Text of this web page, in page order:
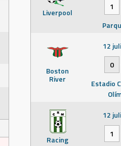
Liverpool
1
Boston
River
12
0
Estadio
Racing
12
1